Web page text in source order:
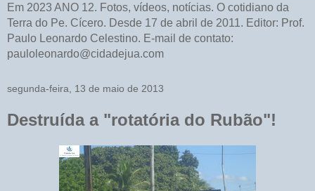
Em 2023 ANO 12. Fotos, vídeos, notícias. O cotidiano da
Terra do Pe. Cícero. Desde 17 de abril de 2011. Editor: Prof.
Paulo Leonardo Celestino. E-mail de contato:
pauloleonardo@cidadejua.com
segunda-feira, 13 de maio de 2013
Destruída a "rotatória do Rubão"!